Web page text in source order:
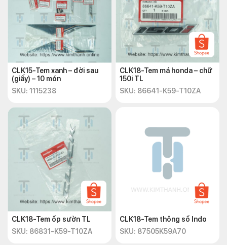
CLK15-Tem xanh – đời sau
(giấy) – 10 món
SKU: 1115238
CLK18-Tem má honda – chữ
150i TL
SKU: 86641-K59-T10ZA
CLK18-Tem ốp sườn TL
SKU: 86831-K59-T10ZA
CLK18-Tem thông số Indo
SKU: 87505K59A70